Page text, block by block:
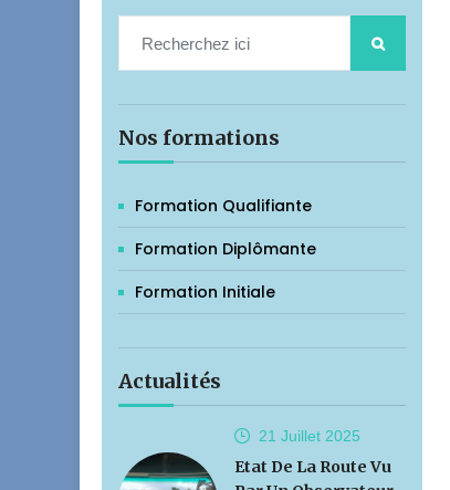
Nos formations
Formation Qualifiante
Formation Diplômante
Formation Initiale
Actualités
21 Juillet 2025
Etat De La Route Vu